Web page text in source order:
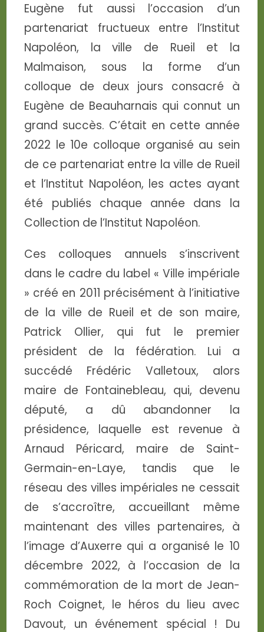
Eugène fut aussi l’occasion d’un
partenariat fructueux entre l’Institut
Napoléon, la ville de Rueil et la
Malmaison, sous la forme d’un
colloque de deux jours consacré à
Eugène de Beauharnais qui connut un
grand succès. C’était en cette année
2022 le 10e colloque organisé au sein
de ce partenariat entre la ville de Rueil
et l’Institut Napoléon, les actes ayant
été publiés chaque année dans la
Collection de l’Institut Napoléon.
Ces colloques annuels s’inscrivent
dans le cadre du label « Ville impériale
» créé en 2011 précisément à l’initiative
de la ville de Rueil et de son maire,
Patrick Ollier, qui fut le premier
président de la fédération. Lui a
succédé Frédéric Valletoux, alors
maire de Fontainebleau, qui, devenu
député, a dû abandonner la
présidence, laquelle est revenue à
Arnaud Péricard, maire de Saint-
Germain-en-Laye, tandis que le
réseau des villes impériales ne cessait
de s’accroître, accueillant même
maintenant des villes partenaires, à
l’image d’Auxerre qui a organisé le 10
décembre 2022, à l’occasion de la
commémoration de la mort de Jean-
Roch Coignet, le héros du lieu avec
Davout, un événement spécial ! Du